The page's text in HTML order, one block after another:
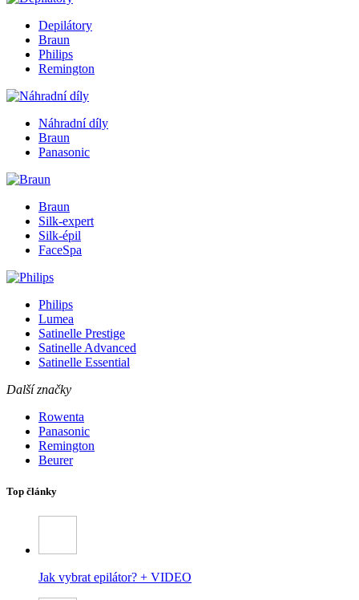
Depilátory
Braun
Philips
Remington
Náhradní díly
Braun
Panasonic
Braun
Silk-expert
Silk-épil
FaceSpa
Philips
Lumea
Satinelle Prestige
Satinelle Advanced
Satinelle Essential
Další značky
Rowenta
Panasonic
Remington
Beurer
Top články
Jak vybrat epilátor? + VIDEO